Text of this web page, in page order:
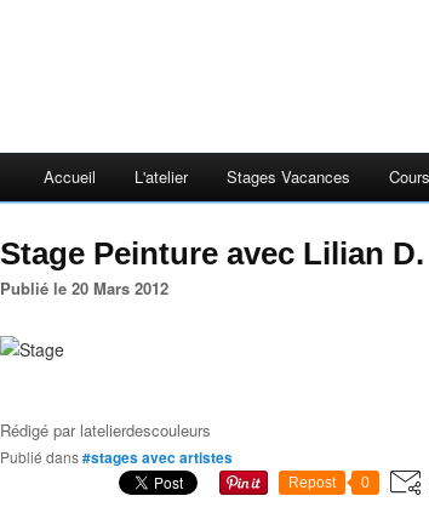
Accueil L'atelier Stages Vacances
Stage Peinture avec Lilian D.
Publié le 20 Mars 2012
Rédigé par latelierdescouleurs
Publié dans#stages avec artistes
Repost 0